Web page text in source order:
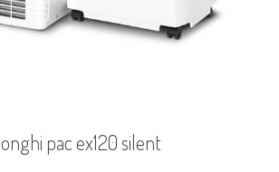
pac ex120 silent